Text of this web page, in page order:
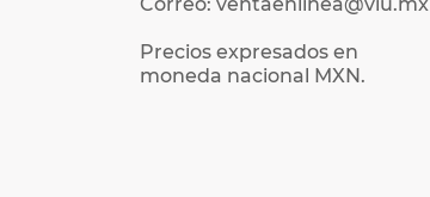
Correo: ventaenlinea@viu.mx
Precios expresados en
moneda nacional MXN.